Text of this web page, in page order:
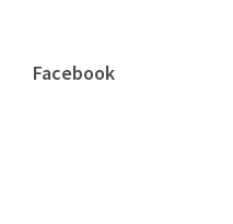
Facebook